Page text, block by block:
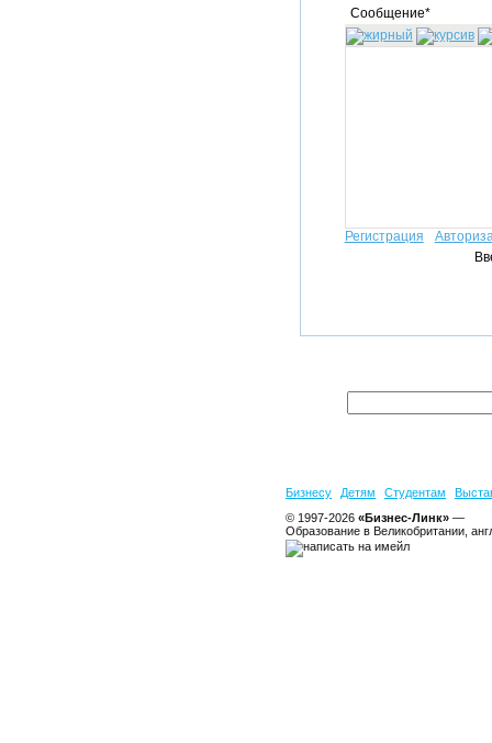
Сообщение*
Регистрация
Бизнесу Детям Студентам
© 1997-2026 «Бизнес-Линк» —
Образование в Великобритании,